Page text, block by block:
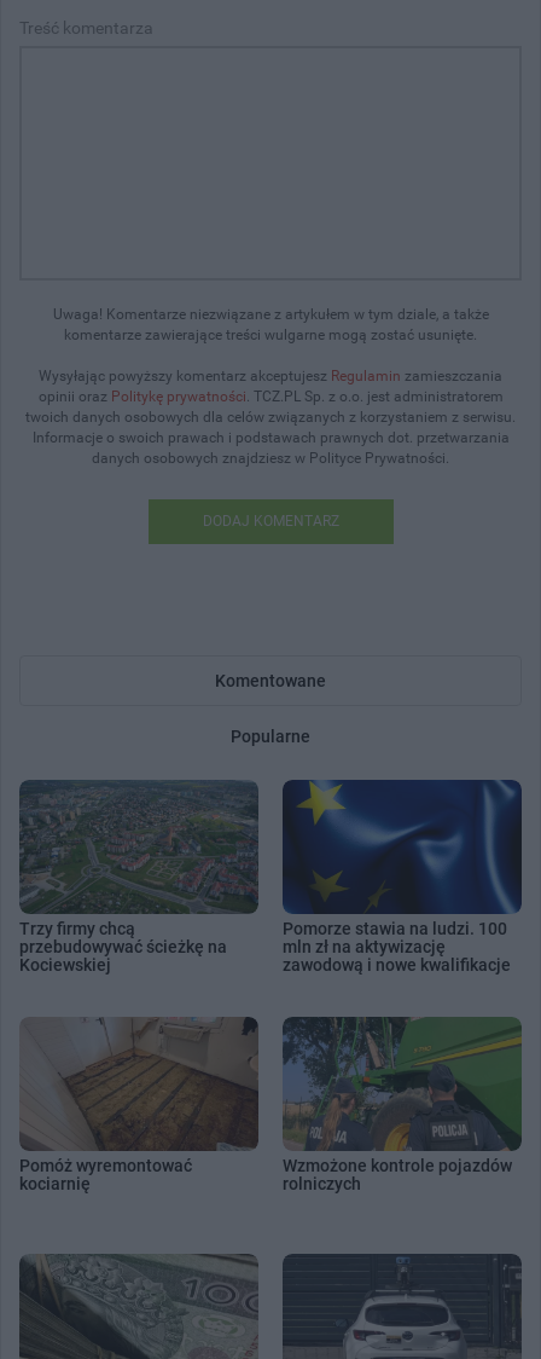
Treść komentarza
Uwaga! Komentarze niezwiązane z artykułem w tym dziale, a także
komentarze zawierające treści wulgarne mogą zostać usunięte.
Wysyłając powyższy komentarz akceptujesz Regulamin zamieszczania
opinii oraz Politykę prywatności. TCZ.PL Sp. z o.o. jest administratorem
twoich danych osobowych dla celów związanych z korzystaniem z serwisu.
Informacje o swoich prawach i podstawach prawnych dot. przetwarzania
danych osobowych znajdziesz w Polityce Prywatności.
DODAJ KOMENTARZ
Komentowane
Popularne
Trzy firmy chcą
przebudowywać ścieżkę na
Kociewskiej
Pomorze stawia na ludzi. 100
mln zł na aktywizację
zawodową i nowe kwalifikacje
Pomóż wyremontować
kociarnię
Wzmożone kontrole pojazdów
rolniczych